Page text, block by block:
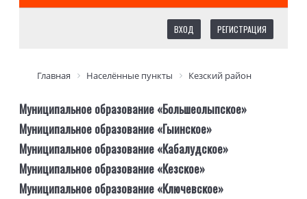
ВХОД РЕГИСТРАЦИЯ
Главная Населённые пункты Кезский район
Муниципальное образование «Большеолыпское»
Муниципальное образование «Гыинское»
Муниципальное образование «Кабалудское»
Муниципальное образование «Кезское»
Муниципальное образование «Ключевское»